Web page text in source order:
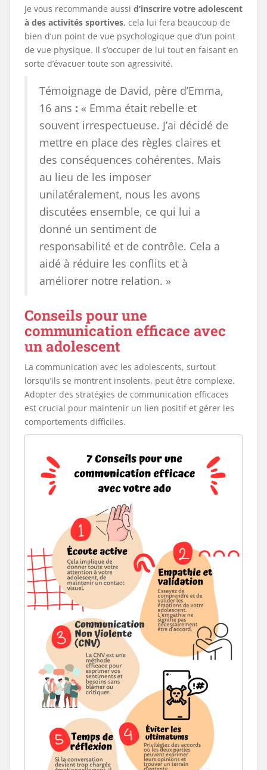
Je vous recommande aussi d’inscrire votre adolescent
à des activités sportives, cela lui fera beaucoup de
bien d’un point de vue psychologique que d’un point
de vue physique. Il s’occuper de lui tout en faisant en
sorte d’évacuer toute son agressivité.
Témoignage de David, père d’Emma,
16 ans : « Emma était rebelle et
souvent irrespectueuse. J’ai décidé de
mettre en place des règles claires et
des conséquences cohérentes. Mais
au lieu de les imposer
unilatéralement, nous les avons
discutées ensemble, ce qui lui a
donné un sentiment de
responsabilité et de contrôle. Cela a
aidé à réduire les conflits et à
améliorer notre relation. »
Conseils pour une
communication efficace avec
un adolescent
La communication avec les adolescents, surtout
lorsqu’ils se montrent insolents, peut être complexe.
Adopter des stratégies de communication efficaces
est crucial pour maintenir un lien positif et gérer les
comportements difficiles.